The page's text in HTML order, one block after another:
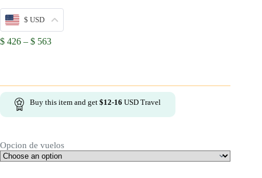
$ USD
$ 426 – $ 563Price
Buy this item and get $12-16 USD Travel
Opcion de vuelos